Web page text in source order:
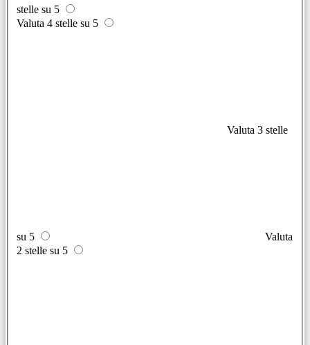
stelle su 5
Valuta 4 stelle su 5
Valuta 3 stelle
su 5
Valuta
2 stelle su 5